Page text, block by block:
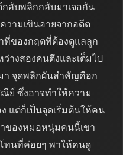
ลับพลิกกลับมาเจอกัน
วามเขินอายจากอดีต
ของกฤตที่ต้องดูแลลูก
ว่างสองคนตึงและเต็มไป
า จุดพลิกผันสำคัญคือก
ณีย์ ซึ่งอาจทำให้ความ
แต่ก็เป็นจุดเริ่มต้นให้คน
าของหมอหนุ่มคนนี้เขา
ทนที่ค่อยๆ พาให้คนดู